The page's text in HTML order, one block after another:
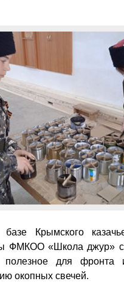
Крымского
ФМКОО «Школа джур»
полезное для фронта
окопных свечей.